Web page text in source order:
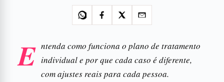
E ntenda como funciona o plano de tratamento
individual e por que cada caso é diferente,
com ajustes reais para cada pessoa.